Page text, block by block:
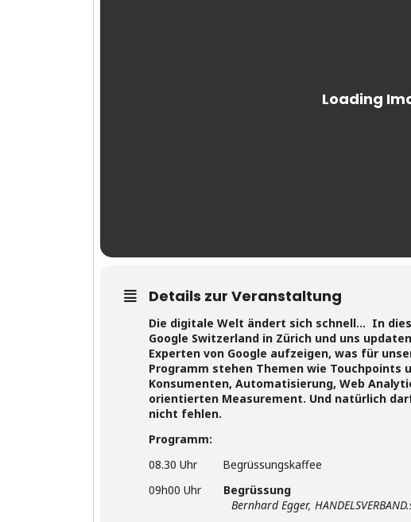
Details zur Veranstaltung
Die digitale Welt ändert sich schnell… In
Google Switzerland in Zürich und uns
Experten von Google aufzeigen, was für
Programm stehen Themen wie Touchpoints
Konsumenten, Automatisierung, Web
orientierten Measurement. Und natürlich
nicht fehlen.
Programm:
08.30 Uhr Begrüssungskaffee
09h00 Uhr Begrüssung
Bernhard Egger,